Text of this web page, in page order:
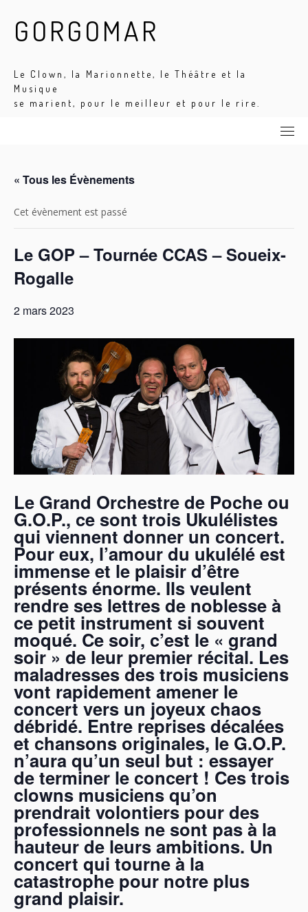
content
GORGOMAR
Le Clown, la Marionnette, le Théâtre et la
Musique
se marient, pour le meilleur et pour le rire.
« Tous les Évènements
Cet évènement est passé
Le GOP – Tournée CCAS – Soueix-
Rogalle
2 mars 2023
Le Grand Orchestre de Poche ou
G.O.P., ce sont trois Ukulélistes
qui viennent donner un concert.
Pour eux, l’amour du ukulélé est
immense et le plaisir d’être
présents énorme. Ils veulent
rendre ses lettres de noblesse à
ce petit instrument si souvent
moqué. Ce soir, c’est le « grand
soir » de leur premier récital. Les
maladresses des trois musiciens
vont rapidement amener le
concert vers un joyeux chaos
débridé. Entre reprises décalées
et chansons originales, le G.O.P.
n’aura qu’un seul but : essayer
de terminer le concert ! Ces trois
clowns musiciens qu’on
prendrait volontiers pour des
professionnels ne sont pas à la
hauteur de leurs ambitions. Un
concert qui tourne à la
catastrophe pour notre plus
grand plaisir.